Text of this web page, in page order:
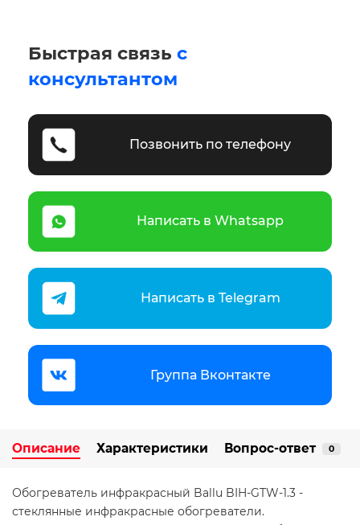
Быстрая связь с
консультантом
Позвонить по телефону
Написать в Whatsapp
Написать в Telegram
Группа Вконтакте
Описание Характеристики Вопрос-ответ 0
Обогреватель инфракрасный Ballu BIH-GTW-1.3 -
стеклянные инфракрасные обогреватели.